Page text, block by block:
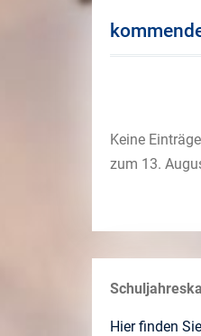
Keine
zum 13.
Hier finden